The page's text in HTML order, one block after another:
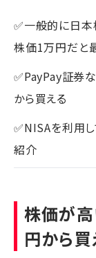
✅一般的に日本
株価1万円だと
✅PayPay証券
から買える
✅NISAを利用
紹介
株価が高
円から買